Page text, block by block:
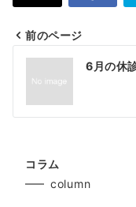
投
ナ
ゲ
ー
前のページ
6月の休
コラム
column